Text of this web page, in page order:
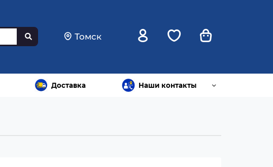
Томск
Доставка Наши контакты